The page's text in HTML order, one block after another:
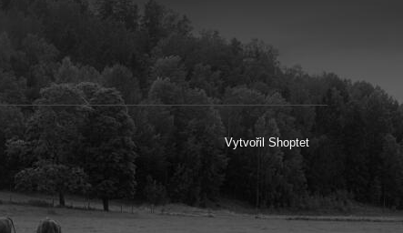
Vytvořil Shoptet